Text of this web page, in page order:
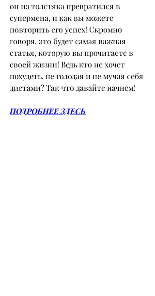
он из толстяка превратился в
супермена, и как вы можете
повторить его успех! Скромно
говоря, это будет самая важная
статья, которую вы прочитаете в
своей жизни! Ведь кто не хочет
похудеть, не голодая и не мучая себя
диетами? Так что давайте начнем!
ПОДРОБНЕЕ ЗДЕСЬ